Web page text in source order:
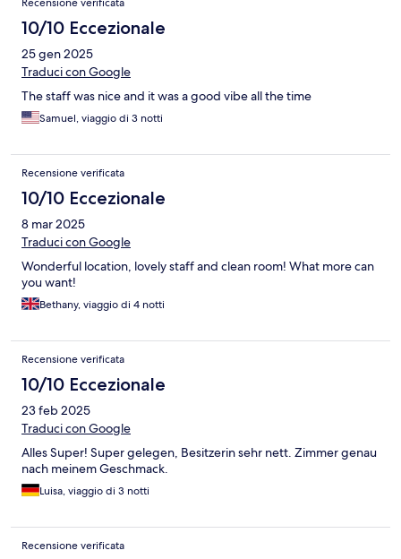
Recensione verificata
10/10 Eccezionale
25 gen 2025
Traduci con Google
The staff was nice and it was a good vibe all the time
Samuel, viaggio di 3 notti
Recensione verificata
10/10 Eccezionale
8 mar 2025
Traduci con Google
Wonderful location, lovely staff and clean room! What more can
you want!
Bethany, viaggio di 4 notti
Recensione verificata
10/10 Eccezionale
23 feb 2025
Traduci con Google
Alles Super! Super gelegen, Besitzerin sehr nett. Zimmer genau
nach meinem Geschmack.
Luisa, viaggio di 3 notti
Recensione verificata